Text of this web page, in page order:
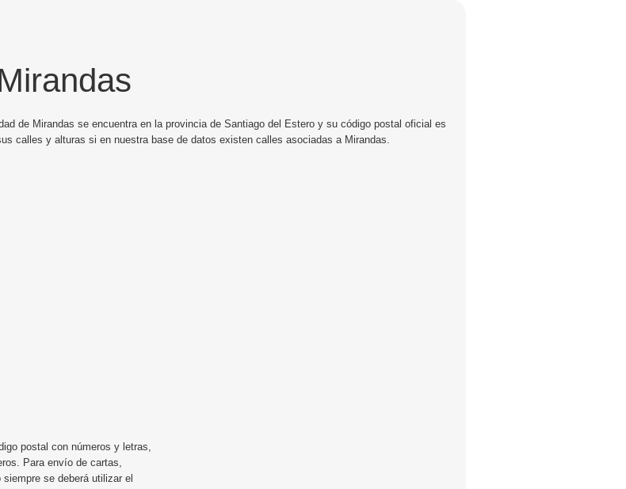
de Mirandas se encuentra en la provincia de Santiago del Estero y su código postal oficial es
calles y alturas si en nuestra base de datos existen calles asociadas a Mirandas.
postal con números y letras,
Para envío de cartas,
se deberá utilizar el